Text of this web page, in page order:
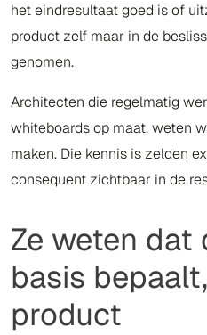
het eindresultaat goed is of
product zelf maar in de
genomen.
Architecten die regelmatig
whiteboards op maat, weten
maken. Die kennis is zelden
consequent zichtbaar in de
Ze weten dat
basis
product